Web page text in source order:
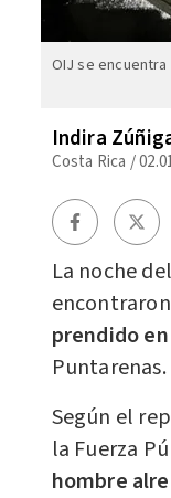
OIJ se
Indira
Costa Rica /
La noche
prendido
Puntarenas.
Según el
la Fuerza
hombre